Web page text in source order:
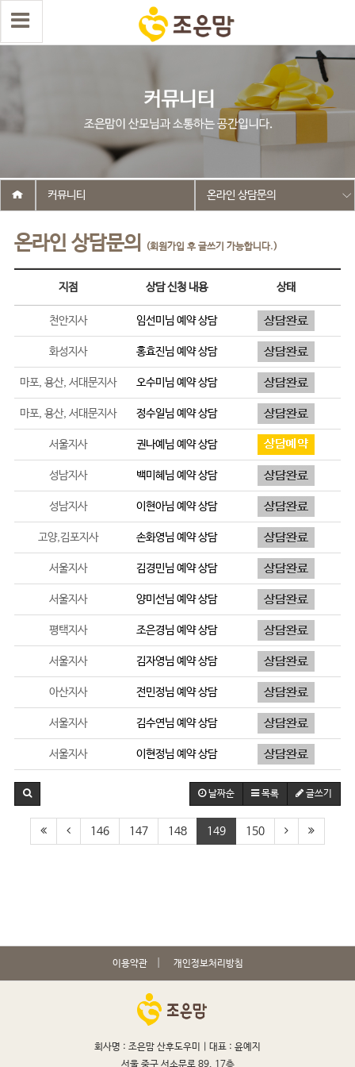
온라인 상담문의 (회원가입 후 글쓰기 가능합니다.)
커뮤니티 온라인 상담문의
지점 상담 신청 내용 상태
천안지사 임선미 님 예약 상담
화성지사 홍효진님 예약 상담
마포, 용산, 서대문지사 오수미 님 예약 상담
마포, 용산, 서대문지사 정수일님 예약 상담
서울지사 권나예 님 예약 상담
성남지사 백미혜 님 예약 상담
성남지사 이현아님 예약 상담
고양,김포지사 손화영님 예약 상담
서울지사 김경민님 예약 상담
서울지사 양미선님 예약 상담
평택지사 조은경님 예약 상담
서울지사 김자영님 예약 상담
아산지사 전민정님 예약 상담
서울지사 김수연님 예약 상담
서울지사 이현정님 예약 상담
날짜순 목록 글쓰기
146 147 148 149 150
이용약관 개인정보처리방침
회사명 : 조은맘 산후도우미 | 대표 : 윤예지
서울 중구 서소문로 89, 17층